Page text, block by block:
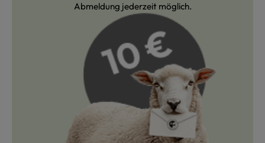
Abmeldung jederzeit möglich.